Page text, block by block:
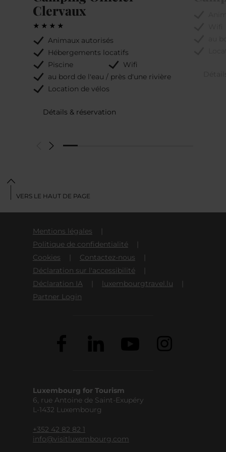
Clervaux
Animaux autorisés
Hébergements locatifs
Piscine
Wifi
au bord de l'eau / près d'une rivière
Location de vélos
Détails & réservation
Mentions légales
Politique de confidentialité
Cookies
Contactez-nous
Déclaration sur l'accessibilité
Déclaration IA
luxembourgtravel.lu
Partner Login
Luxembourg for Tourism
6, rue Antoine de Saint-Exupéry
L-1432 Luxembourg
+352 42 82 82 1
info@visitluxembourg.com
VERS LE HAUT DE PAGE